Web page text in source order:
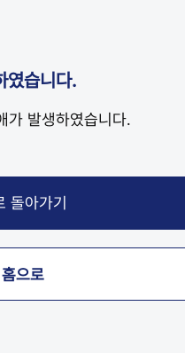
였습니다.
가 발생하였습니다.
으로